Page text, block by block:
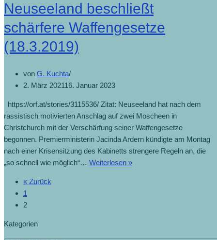
Neuseeland beschließt
schärfere Waffengesetze
(18.3.2019)
von G. Kuchta
2. März 202116. Januar 2023
https://orf.at/stories/3115536/ Zitat: Neuseeland hat nach dem
rassistisch motivierten Anschlag auf zwei Moscheen in
Christchurch mit der Verschärfung seiner Waffengesetze
begonnen. Premierministerin Jacinda Ardern kündigte am Montag
nach einer Krisensitzung des Kabinetts strengere Regeln an, die
„so schnell wie möglich“… Weiterlesen »
« Zurück
1
2
Kategorien